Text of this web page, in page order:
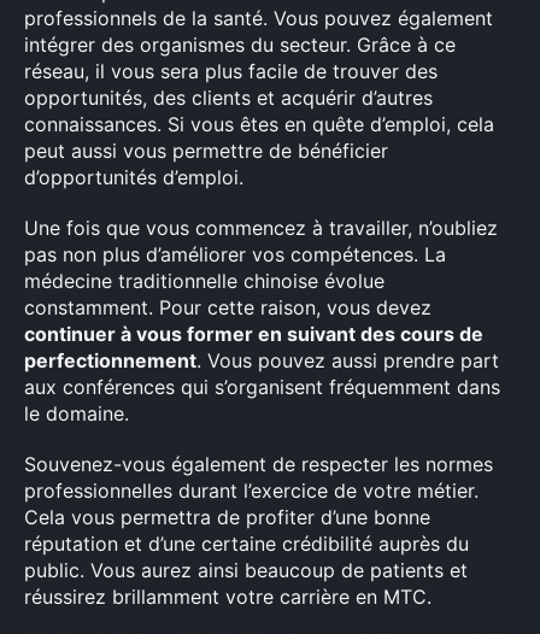
professionnels de la santé. Vous pouvez également
intégrer des organismes du secteur. Grâce à ce
réseau, il vous sera plus facile de trouver des
opportunités, des clients et acquérir d’autres
connaissances. Si vous êtes en quête d’emploi, cela
peut aussi vous permettre de bénéficier
d’opportunités d’emploi.
Une fois que vous commencez à travailler, n’oubliez
pas non plus d’améliorer vos compétences. La
médecine traditionnelle chinoise évolue
constamment. Pour cette raison, vous devez
continuer à vous former en suivant des cours de
perfectionnement. Vous pouvez aussi prendre part
aux conférences qui s’organisent fréquemment dans
le domaine.
Souvenez-vous également de respecter les normes
professionnelles durant l’exercice de votre métier.
Cela vous permettra de profiter d’une bonne
réputation et d’une certaine crédibilité auprès du
public. Vous aurez ainsi beaucoup de patients et
réussirez brillamment votre carrière en MTC.
Rechercher